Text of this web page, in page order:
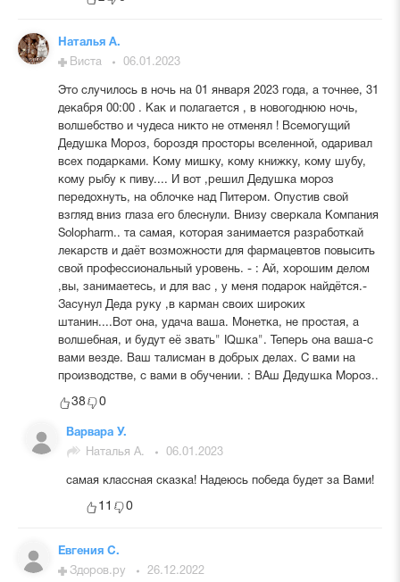
Наталья А.
Виста
06.01.2023
Это случилось в ночь на 01 января 2023 года, а точнее, 31
декабря 00:00 . Как и полагается , в новогоднюю ночь,
волшебство и чудеса никто не отменял ! Всемогущий
Дедушка Мороз, бороздя просторы вселенной, одаривал
всех подарками. Кому мишку, кому книжку, кому шубу,
кому рыбу к пиву.... И вот ,решил Дедушка мороз
передохнуть, на облочке над Питером. Опустив свой
взгляд вниз глаза его блеснули. Внизу сверкала Компания
Solopharm.. та самая, которая занимается разработкай
лекарств и даёт возможности для фармацевтов повысить
свой профессиональный уровень. - : Ай, хорошим делом
,вы, занимаетесь, и для вас , у меня подарок найдётся.-
Засунул Деда руку ,в карман своих широких
штанин....Вот она, удача ваша. Монетка, не простая, а
волшебная, и будут её звать" IQшка". Теперь она ваша-с
вами везде. Ваш талисман в добрых делах. С вами на
производстве, с вами в обучении. : ВАш Дедушка Мороз..
38 0
Варвара У.
Наталья А.
06.01.2023
самая классная сказка! Надеюсь победа будет за Вами!
11 0
Евгения С.
Здоров.ру
26.12.2022